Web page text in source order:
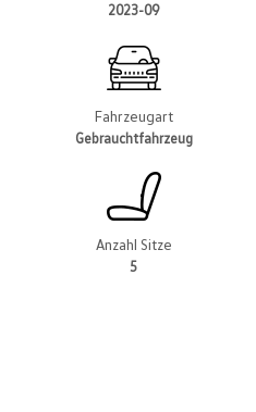
2023-09
Fahrzeugart
Gebrauchtfahrzeug
Anzahl Sitze
5